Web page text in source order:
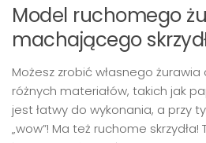
Model ruchomego
machającego
Możesz zrobić własnego
różnych materiałów, takich jak
jest łatwy do wykonania, a przy
„wow”! Ma też ruchome